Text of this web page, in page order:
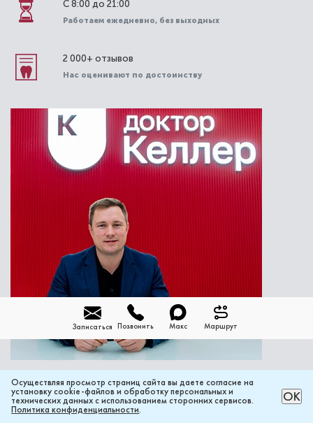
Стаж работы: 26 лет
С 8:00 до 21:00
Работаем ежедневно, без выходных
2 000+ отзывов
Нас оценивают по достоинству
Погребов Роман Валерьевич
Записаться Позвонить Макс Маршрут
Осуществляя просмотр страниц сайта вы даете согласие на
установку cookie-файлов и обработку персональных и
технических данных с использованием сторонних сервисов.
Политика конфиденциальности.
ОК
РАССЧИТАТЬ ЦЕНУ ОНЛАЙН